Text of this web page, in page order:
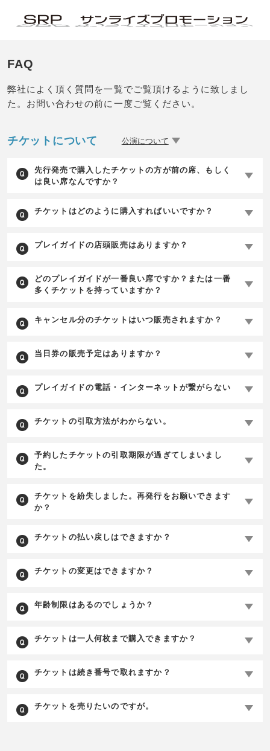
FAQ
弊社によく頂く質問を一覧でご覧頂けるように致しまし
た。お問い合わせの前に一度ご覧ください。
チケットについて 公演について
先行発売で購入したチケットの方が前の席、もしく
は良い席なんですか？
チケットはどのように購入すればいいですか？
プレイガイドの店頭販売はありますか？
どのプレイガイドが一番良い席ですか？または一番
多くチケットを持っていますか？
キャンセル分のチケットはいつ販売されますか？
当日券の販売予定はありますか？
プレイガイドの電話・インターネットが繋がらない
チケットの引取方法がわからない。
予約したチケットの引取期限が過ぎてしまいまし
た。
チケットを紛失しました。再発行をお願いできます
か？
チケットの払い戻しはできますか？
チケットの変更はできますか？
年齢制限はあるのでしょうか？
チケットは一人何枚まで購入できますか？
チケットは続き番号で取れますか？
チケットを売りたいのですが。